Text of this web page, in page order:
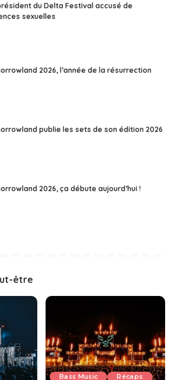
du Delta Festival accusé de
sexuelles
2026, l’année de la résurrection
publie les sets de son édition 2026
2026, ça débute aujourd’hui !
être
Bass Music Récaps